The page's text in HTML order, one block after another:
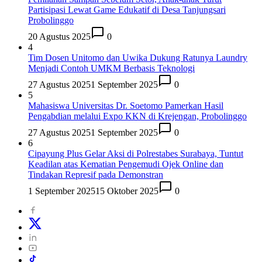
Partisipasi Lewat Game Edukatif di Desa Tanjungsari
Probolinggo
20 Agustus 2025
0
4
Tim Dosen Unitomo dan Uwika Dukung Ratunya Laundry
Menjadi Contoh UMKM Berbasis Teknologi
27 Agustus 20251 September 2025
0
5
Mahasiswa Universitas Dr. Soetomo Pamerkan Hasil
Pengabdian melalui Expo KKN di Krejengan, Probolinggo
27 Agustus 20251 September 2025
0
6
Cipayung Plus Gelar Aksi di Polrestabes Surabaya, Tuntut
Keadilan atas Kematian Pengemudi Ojek Online dan
Tindakan Represif pada Demonstran
1 September 202515 Oktober 2025 0